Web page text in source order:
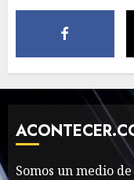
Somos un medio